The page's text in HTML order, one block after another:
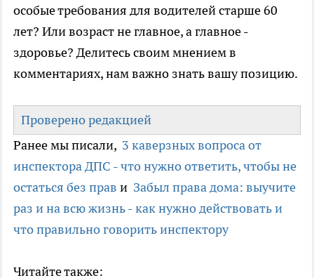
особые требования для водителей старше 60
лет? Или возраст не главное, а главное -
здоровье? Делитесь своим мнением в
комментариях, нам важно знать вашу позицию.
Проверено редакцией
Ранее мы писали, 3 каверзных вопроса от
инспектора ДПС - что нужно ответить, чтобы не
остаться без прав и Забыл права дома: выучите
раз и на всю жизнь - как нужно действовать и
что правильно говорить инспектору
Читайте также: